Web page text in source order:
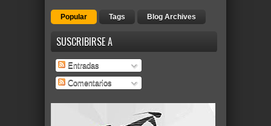
Popular Tags Blog Archives
SUSCRIBIRSE A
Entradas
Comentarios